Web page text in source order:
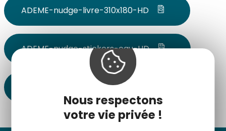
Nous respectons
votre vie privée !
ADEME-nudge-livre-310x180-HD
ADEME-nudge-stickers-eau-HD
Charte du Voyageur Responsable